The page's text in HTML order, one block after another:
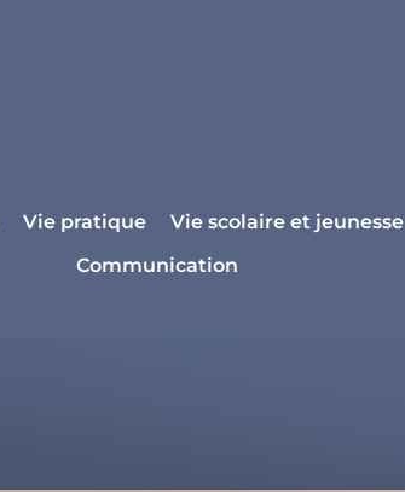
Vie pratique Vie scolaire et jeunesse
Communication